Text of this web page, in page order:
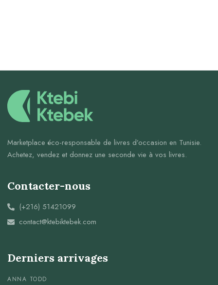
Marketplace éco-responsable de livres d’occasion en Tunisie.
Achetez, vendez et donnez une seconde vie à vos livres.
Contacter-nous
(+216) 51421099
contact@ktebiktebek.com
Derniers arrivages
ANNA TODD